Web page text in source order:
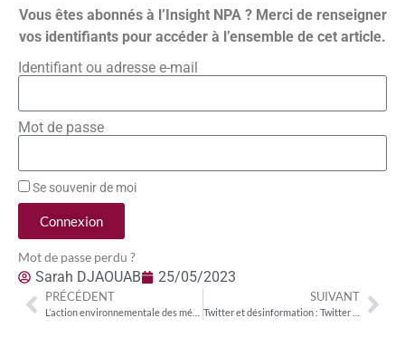
Vous êtes abonnés à l’Insight NPA ? Merci de renseigner
vos identifiants pour accéder à l’ensemble de cet article.
Identifiant ou adresse e-mail
Mot de passe
Se souvenir de moi
Connexion
Mot de passe perdu ?
Sarah DJAOUAB 25/05/2023
PRÉCÉDENT SUIVANT